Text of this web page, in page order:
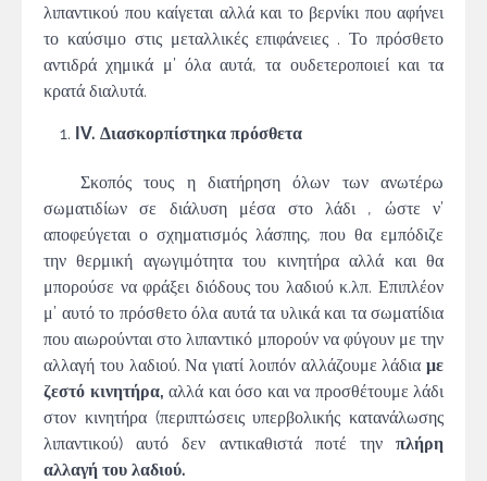
λιπαντικού που καίγεται αλλά και το βερνίκι που αφήνει
το καύσιμο στις μεταλλικές επιφάνειες . Το πρόσθετο
αντιδρά χημικά μ’ όλα αυτά, τα ουδετεροποιεί και τα
κρατά διαλυτά.
IV. Διασκορπίστηκα πρόσθετα
Σκοπός τους η διατήρηση όλων των ανωτέρω
σωματιδίων σε διάλυση μέσα στο λάδι , ώστε ν’
αποφεύγεται ο σχηματισμός λάσπης, που θα εμπόδιζε
την θερμική αγωγιμότητα του κινητήρα αλλά και θα
μπορούσε να φράξει διόδους του λαδιού κ.λπ. Επιπλέον
μ’ αυτό το πρόσθετο όλα αυτά τα υλικά και τα σωματίδια
που αιωρούνται στο λιπαντικό μπορούν να φύγουν με την
αλλαγή του λαδιού. Να γιατί λοιπόν αλλάζουμε λάδια με
ζεστό κινητήρα, αλλά και όσο και να προσθέτουμε λάδι
στον κινητήρα (περιπτώσεις υπερβολικής κατανάλωσης
λιπαντικού) αυτό δεν αντικαθιστά ποτέ την πλήρη
αλλαγή του λαδιού.